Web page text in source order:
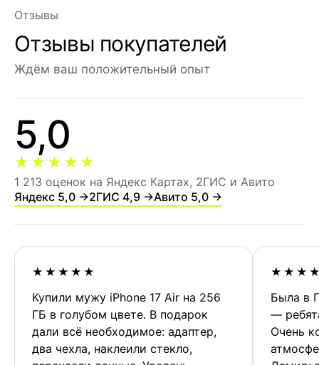
Отзывы
Отзывы покупателей
Ждём ваш положительный опыт
5,0
★★★★★
1 213 оценок на Яндекс Картах, 2ГИС и Авито
Яндекс 5,0 →2ГИС 4,9 →Авито 5,0 →
★★★★★
Купили мужу iPhone 17 Air на 256
ГБ в голубом цвете. В подарок
дали всё необходимое: адаптер,
два чехла, наклеили стекло,
Была в
—
Очень